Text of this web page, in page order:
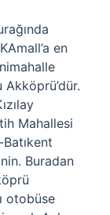
en
Mahallesi
Buradan
otobüse